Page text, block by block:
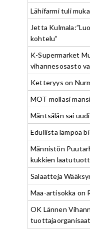
Lähifarmi tuli
Jetta
kohtelu”
K-Supermarket
vihannesosasto
Ketteryys on
MOT mollasi
Mäntsälän sai
Edullista lämpöä
Männistön
kukkien
Salaatteja
Maa-artisokka on
OK Lännen